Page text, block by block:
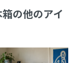
の他のアイ